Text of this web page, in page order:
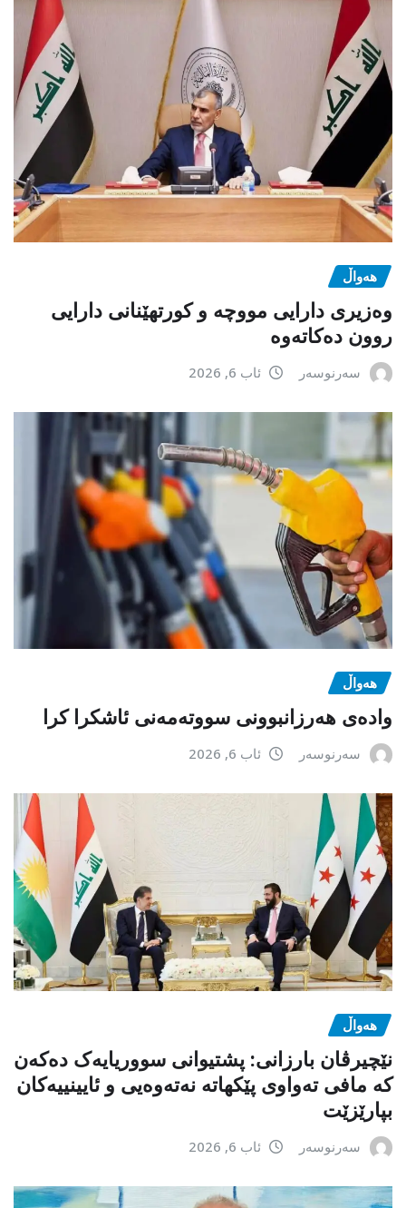
هەواڵ
وەزیری دارایی مووچە و کورتهێنانی دارایی
روون دەکاتەوە
سەرنوسەر ئاب 6, 2026
هەواڵ
وادەی هەرزانبوونی سووتەمەنی ئاشکرا کرا
سەرنوسەر ئاب 6, 2026
هەواڵ
نێچیرڤان بارزانی: پشتیوانی سووریایەک دەکەن
کە مافی تەواوی پێکهاتە نەتەوەیی و ئایینییەکان
بپارێزێت
سەرنوسەر ئاب 6, 2026